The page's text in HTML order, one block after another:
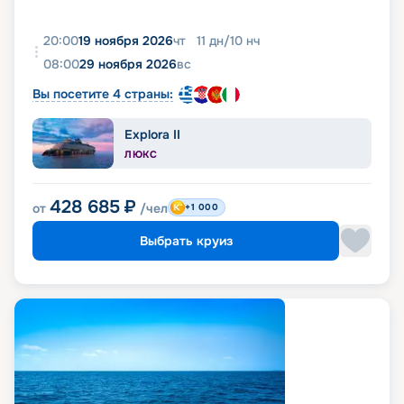
20:0019 ноября 2026чт 11 дн/10 нч
08:0029 ноября 2026вс
Вы посетите 4 страны:
Explora II
ЛЮКС
от 428 685 ₽ /чел +1 000
Выбрать круиз